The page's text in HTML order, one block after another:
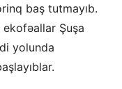
baş tutmayıb.
Şuşa
yolunda